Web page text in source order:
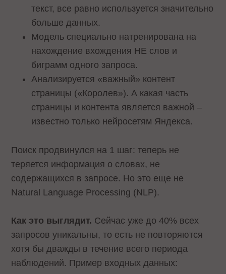
текст, все равно используется значительно
больше данных.
Модель специально натренирована на
нахождение вхождения НЕ слов и
биграмм одного запроса.
Анализируется «важный» контент
страницы («Королев»). А какая часть
страницы и контента является важной –
известно только нейросетям Яндекса.
Поиск продвинулся на 1 шаг: теперь не
теряется информация о словах, не
содержащихся в запросе. Но это еще не
Natural Language Processing (NLP).
Как это выглядит. Сейчас уже до 40% всех
запросов уникальны, то есть не повторяются
хотя бы дважды в течение всего периода
наблюдений. Пример входных данных: